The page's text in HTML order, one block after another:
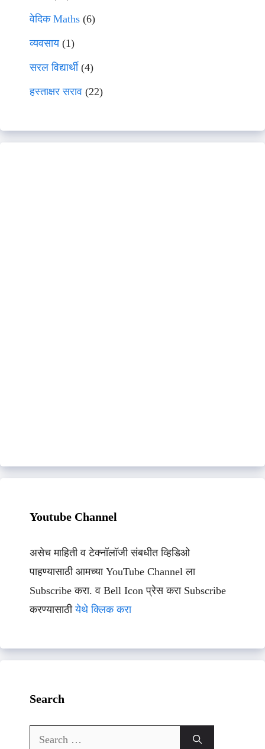
वेदिक Maths (6)
व्यवसाय(1)
सरल विद्यार्थी(4)
हस्ताक्षर सराव (22)
Youtube Channel
असेच माहिती व टेक्नॉलॉजी संबधीत व्हिडिओ
पाहण्यासाठी आमच्या YouTube Channel ला
Subscribe करा. व Bell Icon प्रेस करा Subscribe
करण्यासाठीयेथे क्लिक करा
Search
Search